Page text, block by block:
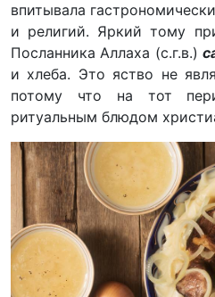
впитывала
и религий. Яркий тому
Посланника Аллаха (с.г.в.)
и хлеба. Это яство не
потому что на тот
ритуальным блюдом